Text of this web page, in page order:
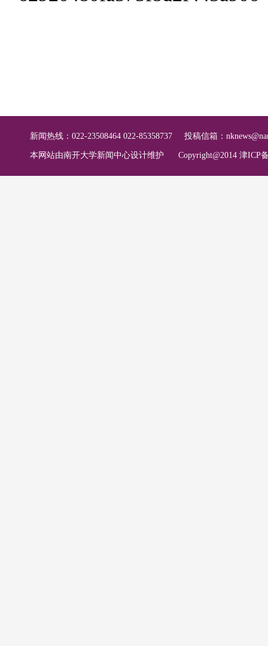
新闻热线：022-23508464 022-85358737 投稿信箱：
本网站由南开大学新闻中心设计维护 Copyright@2014 津ICP